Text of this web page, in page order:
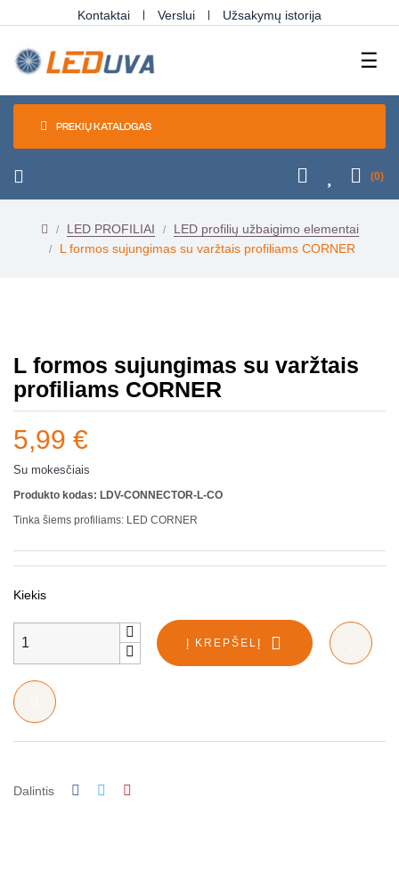
Kontaktai Verslui Užsakymų istorija
☰
PREKIŲ KATALOGAS
(0)
LED PROFILIAI
LED profilių užbaigimo elementai
L formos sujungimas su varžtais profiliams CORNER
L formos sujungimas su varžtais
profiliams CORNER
5,99 €
Su mokesčiais
Produkto kodas: LDV-CONNECTOR-L-CO
Tinka šiems profiliams: LED CORNER
Kiekis
Į KREPŠELĮ
Dalintis